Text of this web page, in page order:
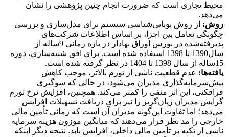
محیط تجاری است که ضرورت انجام چنین پژوهشی را نشان
می‌دهد.
روش: از روش پویایی‌شناسی سیستم برای مدل‌سازی و بررسی
چگونگی تعامل بین اجزا، بر اساس اطلاعات شرکت‌های
پذیرفته‌شده در بورس اوراق بهادار در بازه زمانی 9‎ساله از
سال1390 تا 1398 استفاده شده است. برای افق شبیه‌سازی، دوره
15ساله از سال 1398 تا 1404 در نظر گرفته شده است.
یافته‌ها: عدم قطعیت ناشی از تورم بالاتر، موجب کاهش
بیش‌سرمایه‌گذاری مدیران می‌شود، در حالی‌ که سوگیری
فرافکنی، این اثر منفی را کمتر می‌کند. همچنین، افزایش نرخ تورم
گرایش مدیران زیان‌گریز را نیز برای دریافت تسهیلات افزایش
می‌دهد؛ اما تفاوت این‌گونه مدیران آن است که زمانی تأمین مالی
خارجی را مد نظر قرار می‌دهند که میانگین موزون هزینه سرمایه
ناشی از تکیه بر تأمین مالی داخلی، افزایش یابد. نتیجه دیگر اینکه